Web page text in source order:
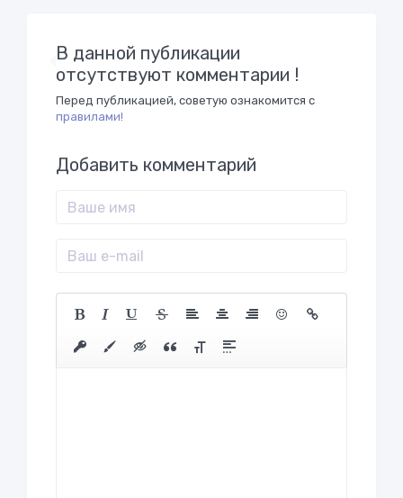
В данной публикации
отсутствуют комментарии !
Перед публикацией, советую ознакомится с
правилами!
Добавить комментарий